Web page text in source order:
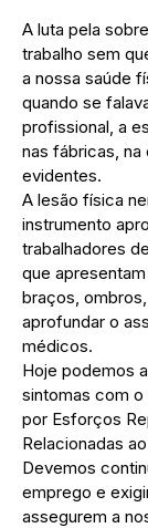
A luta pela
trabalho sem
a nossa saúde
quando se
profissional, a
nas fábricas, na
evidentes.
A lesão física
instrumento
trabalhadores
que
braços,
aprofundar o
médicos.
Hoje podemos
sintomas com o
por Esforços
Relacionadas
Devemos
emprego e
assegurem a